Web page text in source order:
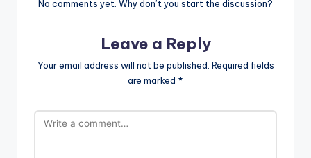
No comments yet. Why don’t you start the discussion?
Leave a Reply
Your email address will not be published. Required fields
are marked *